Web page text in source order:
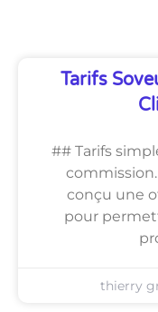
Tarifs
## Tarifs
conçu une
pour
thierry